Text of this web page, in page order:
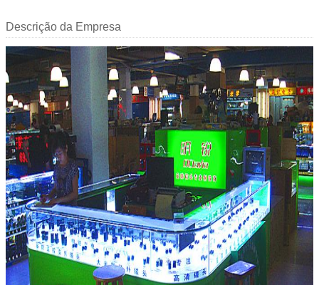
Descrição da Empresa